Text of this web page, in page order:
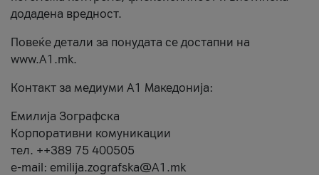
додадена вредност.
Повеќе детали за понудата се достапни на
www.А1.mk.
Контакт за медиуми А1 Македонија:
Емилија Зографска
Корпоративни комуникации
тел. ++389 75 400505
e-mail: emilija.zografska@A1.mk